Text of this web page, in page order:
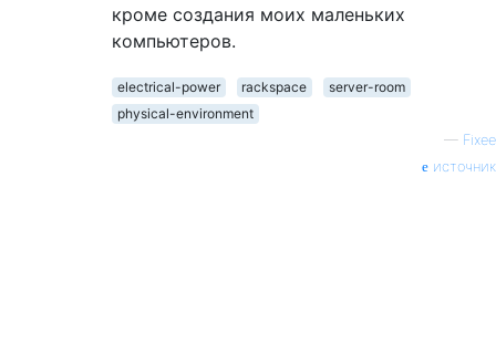
кроме создания моих маленьких
компьютеров.
electrical-power rackspace
server-room
physical-environment
— Fixee
источник